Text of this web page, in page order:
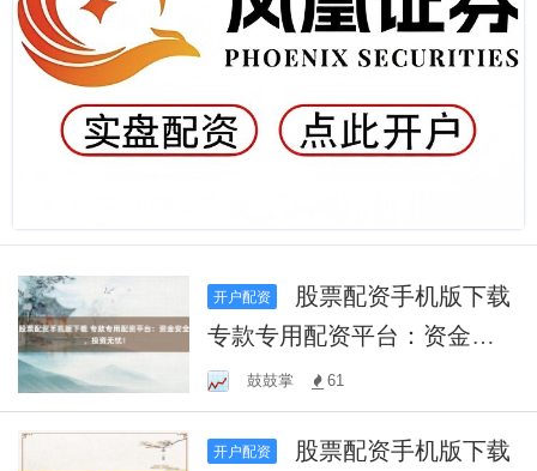
开户配资
专款专用配资平台：资金安
全，投资无忧！
鼓鼓掌 61
开户配资